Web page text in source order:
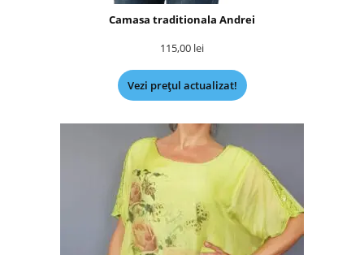
Camasa traditionala Andrei
115,00 lei
Vezi prețul actualizat!